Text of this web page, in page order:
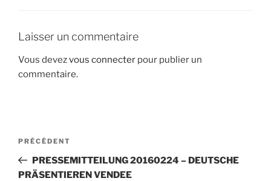
Laisser un commentaire
Vous devezvous connecter pour publier un
commentaire.
Navigation
l’article
Article
précédent
PRÉCÉDENT
PRESSEMITTEILUNG 20160224 – DEUTSCHE
PRÄSENTIEREN VENDEE